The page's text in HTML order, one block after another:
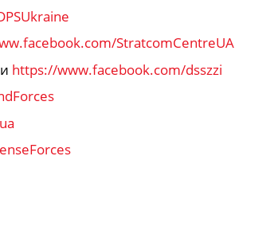
StratcomCentreUA
https://www.facebook.com/dsszzi